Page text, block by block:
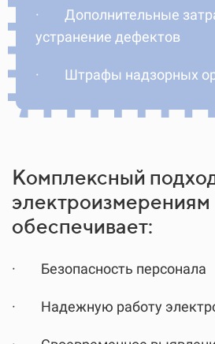
·
Дополнительные
устранение дефектов
· Штрафы надзорных
Комплексный
электроизмерениям
обеспечивает:
· Безопасность персонала
· Надежную работу